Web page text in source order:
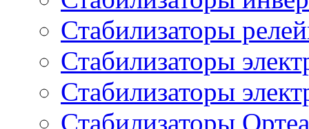
Стабилизаторы
Стабилизаторы
Стабилизаторы
Стабилизаторы Ортеа